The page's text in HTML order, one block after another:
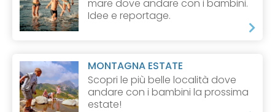
mare dove andare con i bambini.
Idee e reportage.
MONTAGNA ESTATE
Scopri le più belle località dove
andare con i bambini la prossima
estate!